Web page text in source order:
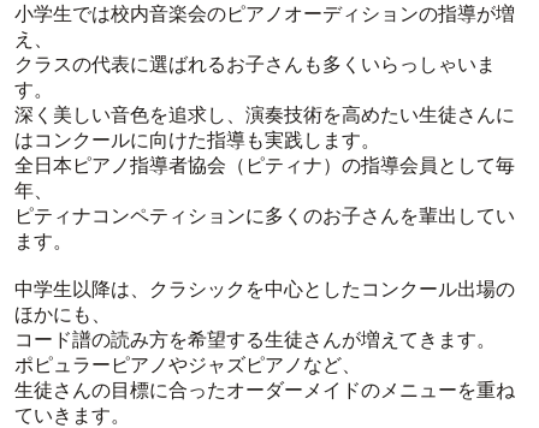
小学生では校内音楽会のピアノオーディションの指導が増
え、
クラスの代表に選ばれるお子さんも多くいらっしゃいま
す。
深く美しい音色を追求し、演奏技術を高めたい生徒さんに
はコンクールに向けた指導も実践します。
全日本ピアノ指導者協会（ピティナ）の指導会員として毎
年、
ピティナコンペティションに多くのお子さんを輩出してい
ます。
中学生以降は、クラシックを中心としたコンクール出場の
ほかにも、
コード譜の読み方を希望する生徒さんが増えてきます。
ポピュラーピアノやジャズピアノなど、
生徒さんの目標に合ったオーダーメイドのメニューを重ね
ていきます。